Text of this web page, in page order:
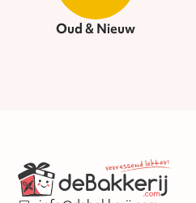
Oud & Nieuw